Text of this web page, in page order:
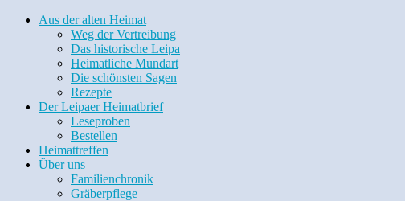
Aus der alten Heimat
Weg der Vertreibung
Das historische Leipa
Heimatliche Mundart
Die schönsten Sagen
Rezepte
Der Leipaer Heimatbrief
Leseproben
Bestellen
Heimattreffen
Über uns
Familienchronik
Gräberpflege